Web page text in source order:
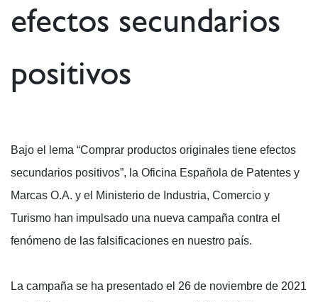
efectos secundarios
positivos
Bajo el lema “Comprar productos originales tiene efectos
secundarios positivos”, la Oficina Española de Patentes y
Marcas O.A. y el Ministerio de Industria, Comercio y
Turismo han impulsado una nueva campaña contra el
fenómeno de las falsificaciones en nuestro país.
La campaña se ha presentado el 26 de noviembre de 2021